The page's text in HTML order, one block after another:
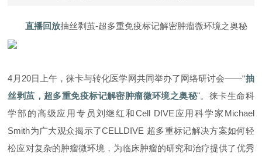
直播回放抽丝剥茧-超多重免疫标记解密肿瘤微环境之奥秘
4月20日上午，徕卡与转化医学网共同举办了网络研讨会——“抽
丝剥茧，超多重免疫标记解密肿瘤微环境之奥秘"。徕卡生命科
学部的高级应用专员刘继红和Cell DIVE应用科学家Michael
Smith为广大观众揭示了CELLDIVE 超多重标记解决方案如何轻
松应对复杂的肿瘤微环境，为临床肿瘤的研究和治疗提供了优秀